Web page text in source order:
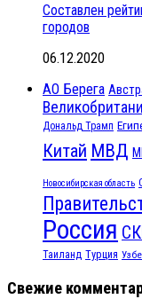
Составлен
городов
06.12.2020
АО Берега
Дональд Трамп
Китай МВД
Новосибирская область
Россия
Таиланд Турция
Свежие